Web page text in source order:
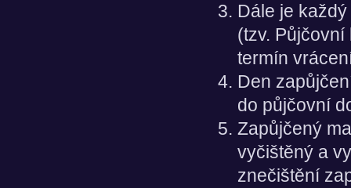
Dále je
(tzv.
termín
Den
do půjčovní
Zapůjčený
vyčištěný a
znečištění